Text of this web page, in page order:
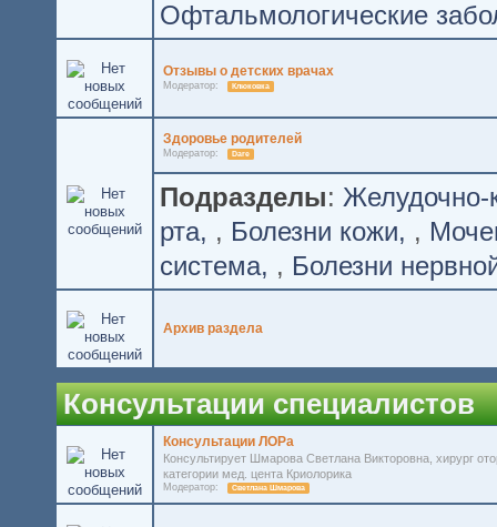
Офтальмологические
Отзывы о детских врачах
Модератор: Клюковка
Здоровье родителей
Модератор: Dare
Подразделы: Желудочно-
рта , Болезни кожи ,
система , Болезни
Архив раздела
Консультации специалистов
Консультации ЛОРа
Консультирует Шмарова Светлана Викторовна, хирург
категории мед. цента Криолорика
Модератор: Светлана Шмарова